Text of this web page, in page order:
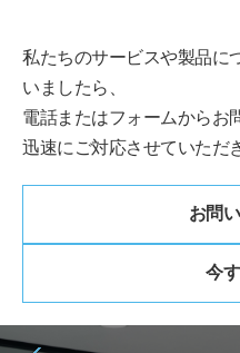
私たちのサービスや製品に
いましたら、
電話またはフォームからお
迅速にご対応させていただ
お問
今